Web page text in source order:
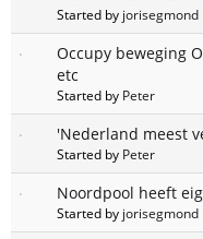
Started by jorisegmond
Occupy beweging
etc
Started by Peter
'Nederland meest
Started by Peter
Noordpool heeft
Started by jorisegmond